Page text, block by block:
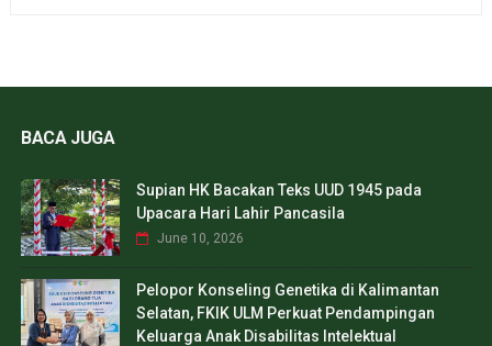
BACA JUGA
Supian HK Bacakan Teks UUD 1945 pada
Upacara Hari Lahir Pancasila
June 10, 2026
Pelopor Konseling Genetika di Kalimantan
Selatan, FKIK ULM Perkuat Pendampingan
Keluarga Anak Disabilitas Intelektual